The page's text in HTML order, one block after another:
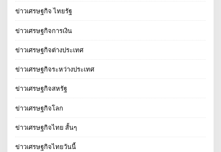
ข่าวเศรษฐกิจ ไทยรัฐ
ข่าวเศรษฐกิจการเงิน
ข่าวเศรษฐกิจต่างประเทศ
ข่าวเศรษฐกิจระหว่างประเทศ
ข่าวเศรษฐกิจสหรัฐ
ข่าวเศรษฐกิจโลก
ข่าวเศรษฐกิจไทย สั้นๆ
ข่าวเศรษฐกิจไทยวันนี้